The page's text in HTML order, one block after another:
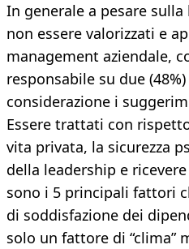
In generale a pesare
non essere valorizzati e
management aziendale,
responsabile su due
considerazione i
Essere trattati con
vita privata, la sicurezza
della leadership e
sono i 5 principali fattori
di soddisfazione dei
solo un fattore di “clima”